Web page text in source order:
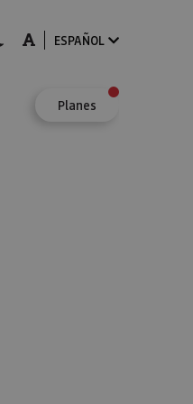
mode
A-modeESPAÑOL
Planes